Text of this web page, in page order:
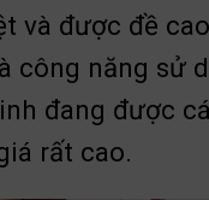
và được đề
công năng sử
đang được
rất cao.